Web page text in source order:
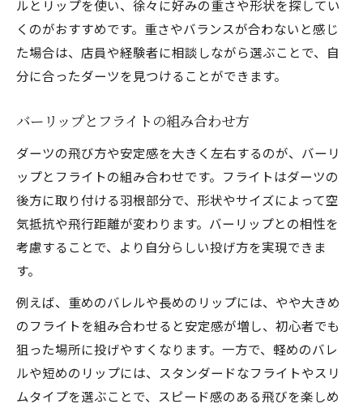
ルとリップを使い、徐々に好みの重さや形状を探してい
くのがおすすめです。重さやバランスが合わないと感じ
た場合は、店員や経験者に相談しながら選ぶことで、自
分に合ったダーツを見つけることができます。
バーリップとフライトの組み合わせ方
ダーツの飛び方や安定感を大きく左右するのが、バーリ
ップとフライトの組み合わせです。フライトはダーツの
後方に取り付ける羽根部分で、形状やサイズによって空
気抵抗や飛行距離が変わります。バーリップとの相性を
考慮することで、より自分らしい投げ方を実現できま
す。
例えば、重めのバレルや長めのリップには、やや大きめ
のフライトを組み合わせると安定感が増し、初心者でも
狙った場所に投げやすくなります。一方で、軽めのバレ
ルや短めのリップには、スタンダードなフライトやスリ
ムタイプを選ぶことで、スピード感のある飛びを楽しめ